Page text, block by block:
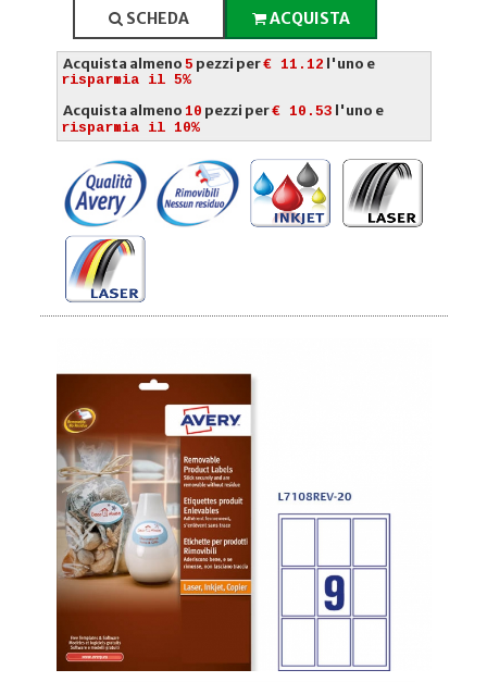
SCHEDA ACQUISTA
Acquista almeno 5 pezzi per€ 11.12 l'uno e
risparmia il 5%
Acquista almeno 10 pezzi per€ 10.53 l'uno e
risparmia il 10%